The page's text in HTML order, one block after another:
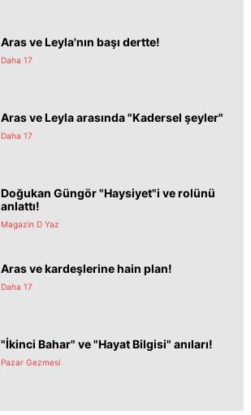
Aras ve Leyla'nın başı dertte!
Daha 17
Aras ve Leyla arasında "Kadersel şeyler"
Daha 17
Doğukan Güngör "Haysiyet"i ve rolünü
anlattı!
Magazin D Yaz
Aras ve kardeşlerine hain plan!
Daha 17
"İkinci Bahar" ve "Hayat Bilgisi" anıları!
Pazar Gezmesi